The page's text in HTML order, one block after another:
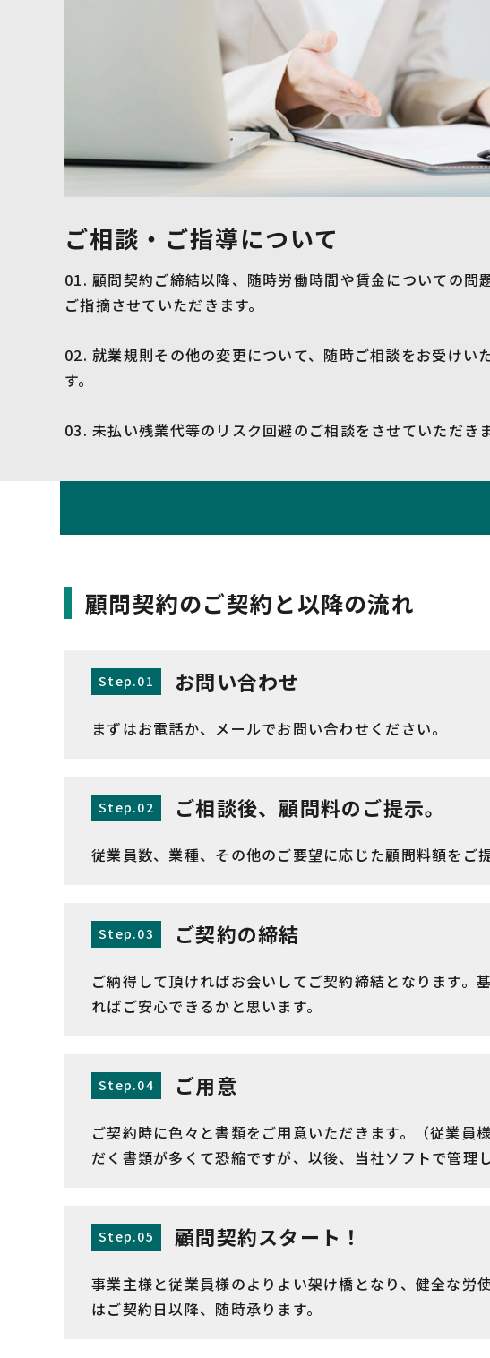
ご相談・ご指導について
01. 顧問契約ご締結以降、随時労働時間や賃金についての問
ご指摘させていただきます。
02. 就業規則その他の変更について、随時ご相談をお受けい
す。
03. 未払い残業代等のリスク回避のご相談をさせていただきま
顧問契約のご契約と以降の流れ
Step.01 お問い合わせ
まずはお電話か、メールでお問い合わせください。
Step.02 ご相談後、顧問料のご提示。
従業員数、業種、その他のご要望に応じた顧問料額をご
Step.03 ご契約の締結
ご納得して頂ければお会いしてご契約締結となります
ればご安心できるかと思います。
Step.04 ご用意
ご契約時に色々と書類をご用意いただきます。（従業
だく書類が多くて恐縮ですが、以後、当社ソフトで管理
Step.05 顧問契約スタート！
事業主様と従業員様のよりよい架け橋となり、健全な労
はご契約日以降、随時承ります。